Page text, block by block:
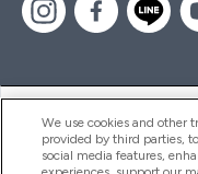
ヘルプ＆ガイド
We use cookies and other
provided by third parties,
social media features,